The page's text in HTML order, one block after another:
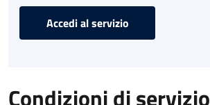
Accedi al servizio
Condizioni di servizio